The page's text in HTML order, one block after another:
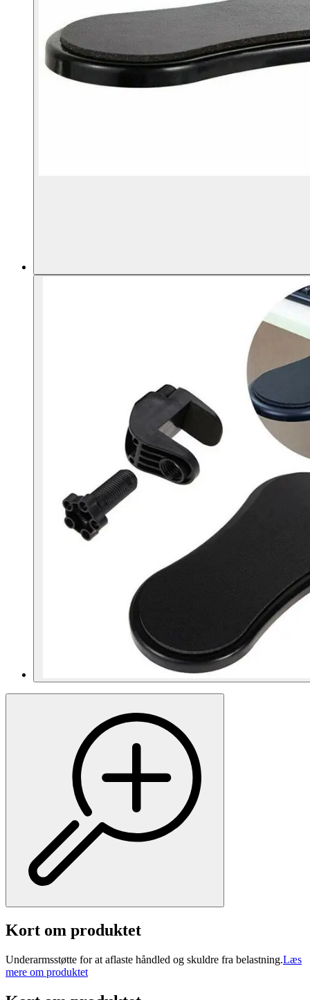
Kort om produktet
Underarmsstøtte for at aflaste håndled og skuldre fra belastning.Læs
mere om produktet